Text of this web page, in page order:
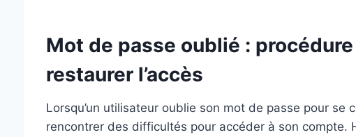
Mot de passe oublié :
restaurer l’accès
Lorsqu’un utilisateur oublie son mot de passe pour se
rencontrer des difficultés pour accéder à son compte.